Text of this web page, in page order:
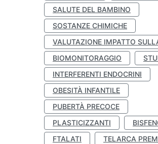
SALUTE DEL BAMBINO
SOSTANZE CHIMICHE
VALUTAZIONE IMPATTO
BIOMONITORAGGIO
INTERFERENTI ENDOCRINI
OBESITÀ INFANTILE
PUBERTÀ PRECOCE
PLASTICIZZANTI
FTALATI
TELARCA